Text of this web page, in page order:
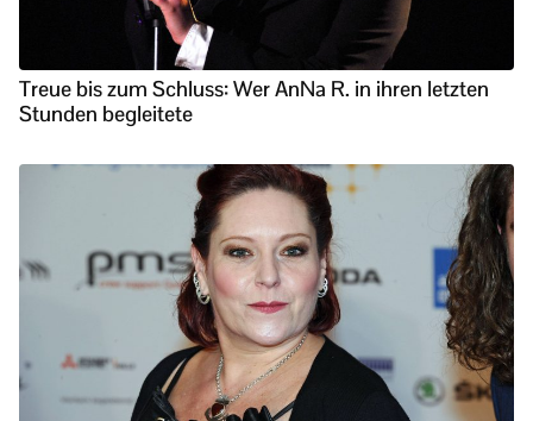
Treue bis zum Schluss: Wer AnNa R. in ihren letzten
Stunden begleitete